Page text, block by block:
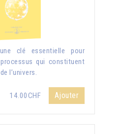
clé essentielle pour
qui constituent
l’univers.
14.00CHF Ajouter